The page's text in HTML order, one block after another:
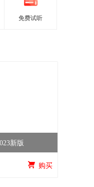
免费试听
新版
 购买